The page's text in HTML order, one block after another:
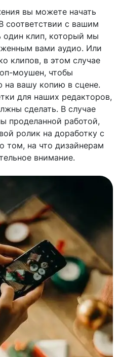
вы можете начать
соответствии с вашим
один клип, который мы
вами аудио. Или
клипов, в этом случае
моушен, чтобы
на вашу копию в сцене.
для наших редакторов,
сделать. В случае
проделанной работой,
ролик на доработку с
том, на что дизайнерам
внимание.